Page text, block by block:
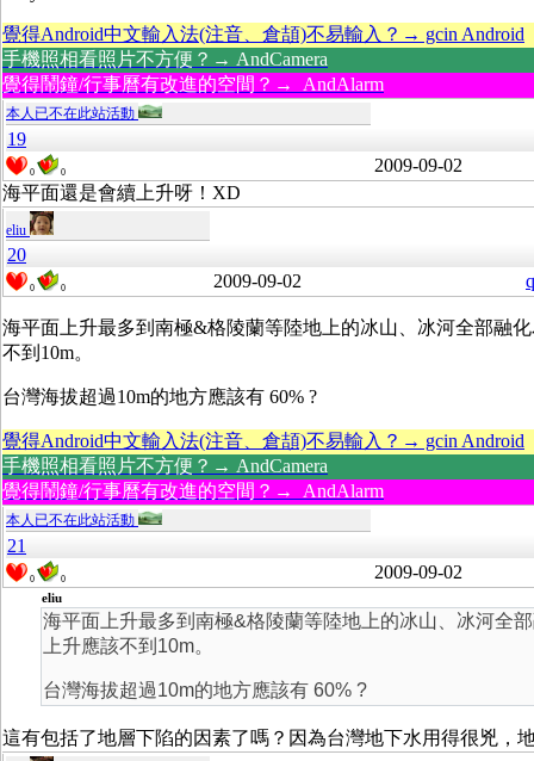
覺得Android中文輸入法(注音、倉頡)不易輸入？→ gcin Android
手機照相看照片不方便？→ AndCamera
覺得鬧鐘/行事曆有改進的空間？→ AndAlarm
本人已不在此站活動
19
0 0
2009-09-02
海平面還是會續上升呀！XD
eliu
20
0 0 2009-09-02
海平面上升最多到南極&格陵蘭等陸地上的冰山、冰河全部融
不到10m。
台灣海拔超過10m的地方應該有 60% ?
覺得Android中文輸入法(注音、倉頡)不易輸入？→ gcin Android
手機照相看照片不方便？→ AndCamera
覺得鬧鐘/行事曆有改進的空間？→ AndAlarm
本人已不在此站活動
21
0 0 2009-09-02
eliu
海平面上升最多到南極&格陵蘭等陸地上的冰山、冰河全
上升應該不到10m。
台灣海拔超過10m的地方應該有 60% ?
這有包括了地層下陷的因素了嗎？因為台灣地下水用得很兇，